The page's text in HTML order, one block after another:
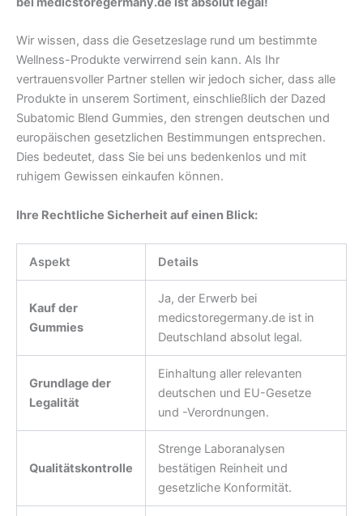
Wir wissen, dass die Gesetzeslage rund um bestimmte
Wellness-Produkte verwirrend sein kann. Als Ihr
vertrauensvoller Partner stellen wir jedoch sicher, dass alle
Produkte in unserem Sortiment, einschließlich der Dazed
Subatomic Blend Gummies, den strengen deutschen und
europäischen gesetzlichen Bestimmungen entsprechen.
Dies bedeutet, dass Sie bei uns bedenkenlos und mit
ruhigem Gewissen einkaufen können.
Ihre Rechtliche Sicherheit auf einen Blick:
Aspekt Details
Kauf der
Gummies
Ja, der Erwerb bei
medicstoregermany.de ist in
Deutschland absolut legal.
Grundlage der
Legalität
Einhaltung aller relevanten
deutschen und EU-Gesetze
und -Verordnungen.
Qualitätskontrolle
Strenge Laboranalysen
bestätigen Reinheit und
gesetzliche Konformität.